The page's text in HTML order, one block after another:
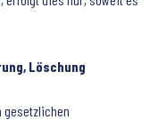
Löschung
gesetzlichen